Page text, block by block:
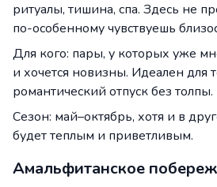
ритуалы, тишина, спа. Здесь не
по-особенному чувствуешь
Для кого: пары, у которых уже
и хочется новизны. Идеален для
романтический отпуск без толпы.
Сезон: май–октябрь, хотя и в
будет теплым и приветливым.
Амальфитанское